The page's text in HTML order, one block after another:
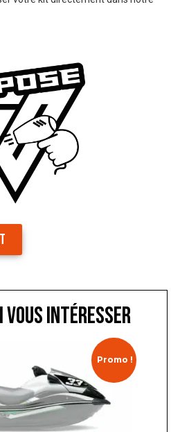
vous intéresser
Promo !